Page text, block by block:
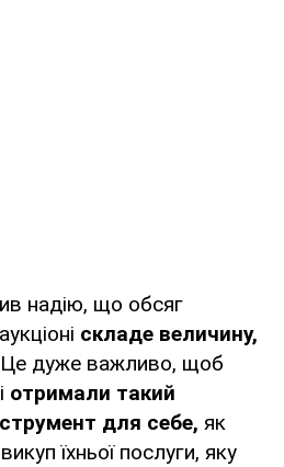
надію, що обсяг
складе величину,
дуже важливо, щоб
отримали такий
для себе, як
їхньої послуги, яку